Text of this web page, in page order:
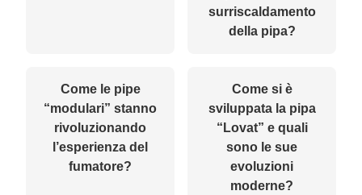
surriscaldamento
della pipa?
Come le pipe
“modulari” stanno
rivoluzionando
l’esperienza del
fumatore?
Come si è
sviluppata la pipa
“Lovat” e quali
sono le sue
evoluzioni
moderne?